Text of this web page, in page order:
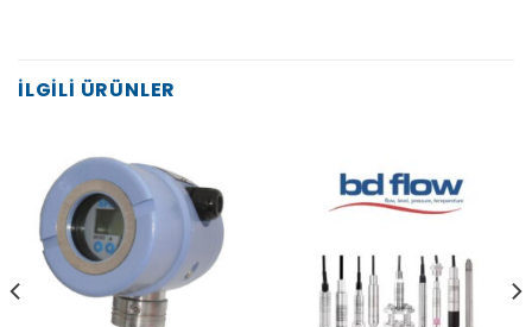
İLGILI ÜRÜNLER